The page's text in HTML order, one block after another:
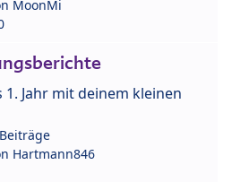
MoonMi
1. Jahr mit deinem kleinen
Hartmann846